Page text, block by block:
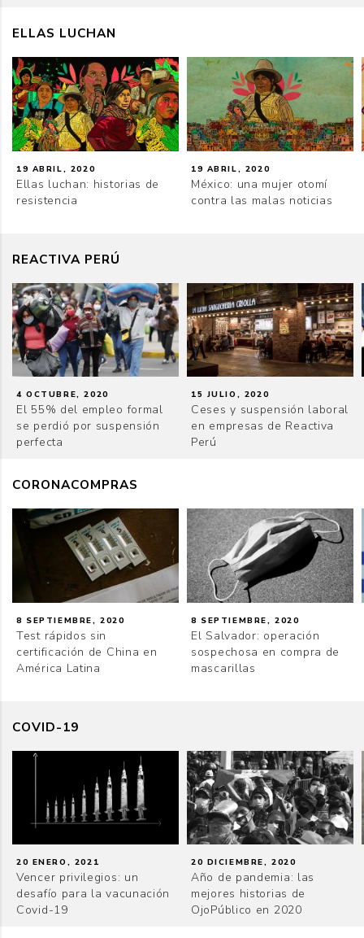
ELLAS LUCHAN
19 ABRIL, 2020
Ellas luchan: historias de
resistencia
19 ABRIL, 2020
México: una mujer otomí
contra las malas noticias
REACTIVA PERÚ
4 OCTUBRE, 2020
El 55% del empleo formal
se perdió por suspensión
perfecta
15 JULIO, 2020
Ceses y suspensión laboral
en empresas de Reactiva
Perú
CORONACOMPRAS
8 SEPTIEMBRE, 2020
Test rápidos sin
certificación de China en
América Latina
8 SEPTIEMBRE, 2020
El Salvador: operación
sospechosa en compra de
mascarillas
COVID-19
20 ENERO, 2021
Vencer privilegios: un
desafío para la vacunación
Covid-19
20 DICIEMBRE, 2020
Año de pandemia: las
mejores historias de
OjoPúblico en 2020